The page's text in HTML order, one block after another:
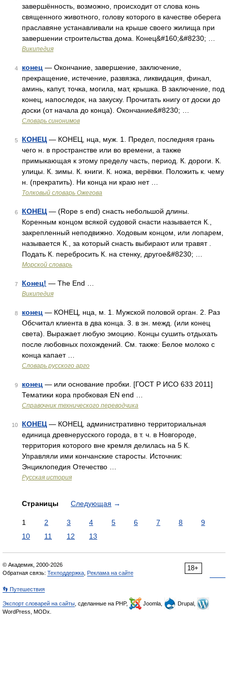
завершённость, возможно, происходит от слова конь
священного животного, голову которого в качестве оберега
праславяне устанавливали на крыше своего жилища при
завершении строительства дома. Конец&#160;&#8230; …
Википедия
4 конец — Окончание, завершение, заключение,
прекращение, истечение, развязка, ликвидация, финал,
аминь, капут, точка, могила, мат, крышка. В заключение, под
конец, напоследок, на закуску. Прочитать книгу от доски до
доски (от начала до конца). Окончание&#8230; …
Словарь синонимов
5 КОНЕЦ — КОНЕЦ, нца, муж. 1. Предел, последняя грань
чего н. в пространстве или во времени, а также
примыкающая к этому пределу часть, период. К. дороги. К.
улицы. К. зимы. К. книги. К. ножа, верёвки. Положить к. чему
н. (прекратить). Ни конца ни краю нет …
Толковый словарь Ожегова
6 КОНЕЦ — (Rope s end) снасть небольшой длины.
Коренным концом всякой судовой снасти называется К.,
закрепленный неподвижно. Ходовым концом, или лопарем,
называется К., за который снасть выбирают или травят .
Подать К. перебросить К. на стенку, другое&#8230; …
Морской словарь
7 Конец! — The End …
Википедия
8 конец — КОНЕЦ, нца, м. 1. Мужской половой орган. 2. Раз
Обсчитал клиента в два конца. 3. в зн. межд. (или конец
света). Выражает любую эмоцию. Концы сушить отдыхать
после любовных похождений. См. также: Белое молоко с
конца капает …
Словарь русского арго
9 конец — или основание пробки. [ГОСТ Р ИСО 633 2011]
Тематики кора пробковая EN end …
Справочник технического переводчика
10 КОНЕЦ — КОНЕЦ, административно территориальная
единица древнерусского города, в т. ч. в Новгороде,
территория которого вне кремля делилась на 5 К.
Управляли ими кончанские старосты. Источник:
Энциклопедия Отечество …
Русская история
Страницы Следующая →
1 2 3 4 5 6 7 8
9
10
11 12 13
18+
© Академик, 2000-2026
Обратная связь: Техподдержка Реклама на сайте
👣 Путешествия
Экспорт словарей на сайты , сделанные на PHP, Joomla,
Drupal,
WordPress, MODx.